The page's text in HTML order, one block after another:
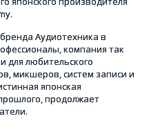
Аудиотехника в
компания так
для любительского
микшеров, систем записи и
японская
продолжает